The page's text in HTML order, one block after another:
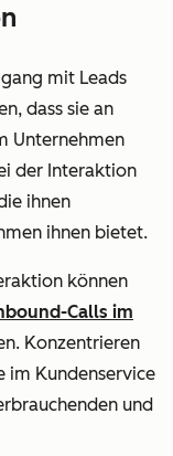
mit Leads
dass sie an
Unternehmen
der Interaktion
ihnen
ihnen bietet.
können
Calls im
Konzentrieren
im Kundenservice
und